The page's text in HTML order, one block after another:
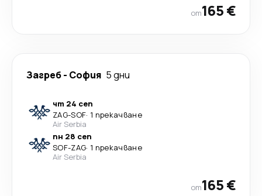
от165 €
Загреб- София 5 дни
чт 24 сеп
ZAG-SOF· 1 прекачване
Air Serbia
пн 28 сеп
SOF-ZAG· 1 прекачване
Air Serbia
от165 €